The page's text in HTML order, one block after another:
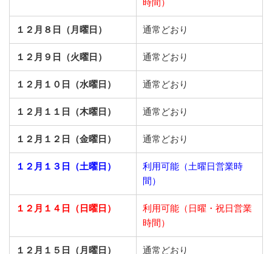
時間）
１２月８日（月曜日） 通常どおり
１２月９日（火曜日） 通常どおり
１２月１０日（水曜日） 通常どおり
１２月１１日（木曜日） 通常どおり
１２月１２日（金曜日） 通常どおり
１２月１３日（土曜日）
利用可能（土曜日営業時
間）
１２月１４日（日曜日）
利用可能（日曜・祝日営業
時間）
１２月１５日（月曜日） 通常どおり